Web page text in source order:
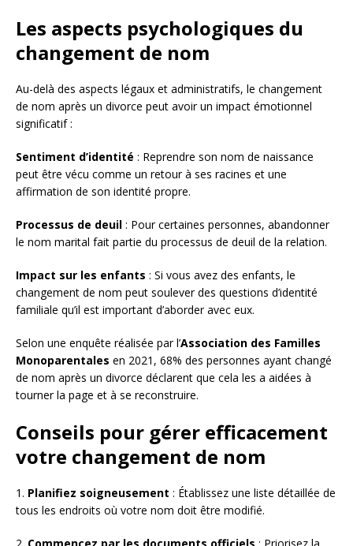
Les aspects psychologiques du
changement de nom
Au-delà des aspects légaux et administratifs, le changement
de nom après un divorce peut avoir un impact émotionnel
significatif :
Sentiment d’identité : Reprendre son nom de naissance
peut être vécu comme un retour à ses racines et une
affirmation de son identité propre.
Processus de deuil : Pour certaines personnes, abandonner
le nom marital fait partie du processus de deuil de la relation.
Impact sur les enfants : Si vous avez des enfants, le
changement de nom peut soulever des questions d’identité
familiale qu’il est important d’aborder avec eux.
Selon une enquête réalisée par l’Association des Familles
Monoparentales en 2021, 68% des personnes ayant changé
de nom après un divorce déclarent que cela les a aidées à
tourner la page et à se reconstruire.
Conseils pour gérer efficacement
votre changement de nom
1. Planifiez soigneusement : Établissez une liste détaillée de
tous les endroits où votre nom doit être modifié.